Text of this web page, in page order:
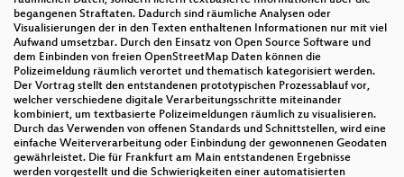
begangenen Straftaten. Dadurch sind räumliche Analysen oder
Visualisierungen der in den Texten enthaltenen Informationen nur mit viel
Aufwand umsetzbar. Durch den Einsatz von Open Source Software und
dem Einbinden von freien OpenStreetMap Daten können die
Polizeimeldung räumlich verortet und thematisch kategorisiert werden.
Der Vortrag stellt den entstandenen prototypischen Prozessablauf vor,
welcher verschiedene digitale Verarbeitungsschritte miteinander
kombiniert, um textbasierte Polizeimeldungen räumlich zu visualisieren.
Durch das Verwenden von offenen Standards und Schnittstellen, wird eine
einfache Weiterverarbeitung oder Einbindung der gewonnenen Geodaten
gewährleistet. Die für Frankfurt am Main entstandenen Ergebnisse
werden vorgestellt und die Schwierigkeiten einer automatisierten